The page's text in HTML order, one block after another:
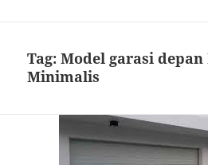
Tag:Model garasi depan
Minimalis